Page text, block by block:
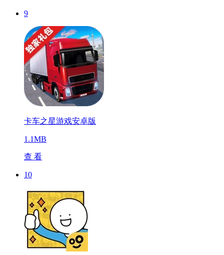
9
卡车之星游戏安卓版
1.1MB
查 看
10